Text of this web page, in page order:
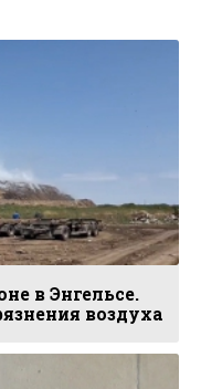
в Энгельсе.
воздуха